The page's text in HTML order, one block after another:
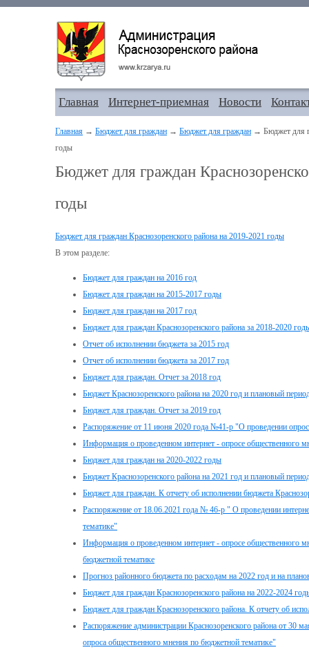
Главная Интернет-приемная Новости
Главная → Бюджет для граждан → Бюджет для граждан → Бюджет для
годы
Бюджет для граждан
годы
Бюджет для граждан Краснозоренского района на 2019-2021 годы
В этом разделе:
Бюджет для граждан на 2016 год
Бюджет для граждан на 2015-2017 годы
Бюджет для граждан на 2017 год
Бюджет для граждан Краснозоренского района за 2018-2020
Отчет об исполнении бюджета за 2015 год
Отчет об исполнении бюджета за 2017 год
Бюджет для граждан. Отчет за 2018 год
Бюджет Краснозоренского района на 2020 год и плановый
Бюджет для граждан. Отчет за 2019 год
Распоряжение от 11 июня 2020 года №41-р "О проведении
Информация о проведенном интернет - опросе общественного
Бюджет для граждан на 2020-2022 годы
Бюджет Краснозоренского района на 2021 год и плановый
Бюджет для граждан. К отчету об исполнении бюджета
Распоряжение от 18.06.2021 года № 46-р " О проведении
тематике"
Информация о проведенном интернет - опросе общественного
бюджетной тематике
Прогноз районного бюджета по расходам на 2022 год и на
Бюджет для граждан Краснозоренского района на 2022-2024
Бюджет для граждан Краснозоренского района. К отчету об
Распоряжение администрации Краснозоренского района от 30
опроса общественного мнения по бюджетной тематике"